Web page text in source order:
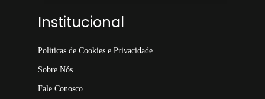
Institucional
Politicas de Cookies e Privacidade
Sobre Nós
Fale Conosco